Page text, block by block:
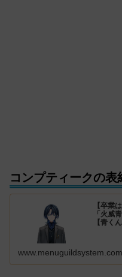
コンプティークの
【卒業
「火威
【青くん
www.menuguildsystem.com